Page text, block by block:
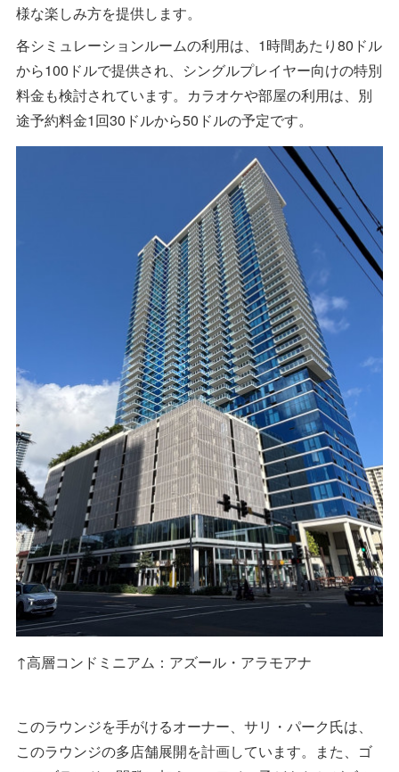
様な楽しみ方を提供します。
各シミュレーションルームの利用は、1時間あたり80ドル
から100ドルで提供され、シングルプレイヤー向けの特別
料金も検討されています。カラオケや部屋の利用は、別
途予約料金1回30ドルから50ドルの予定です。
↑高層コンドミニアム：アズール・アラモアナ
このラウンジを手がけるオーナー、サリ・パーク氏は、
このラウンジの多店舗展開を計画しています。また、ゴ